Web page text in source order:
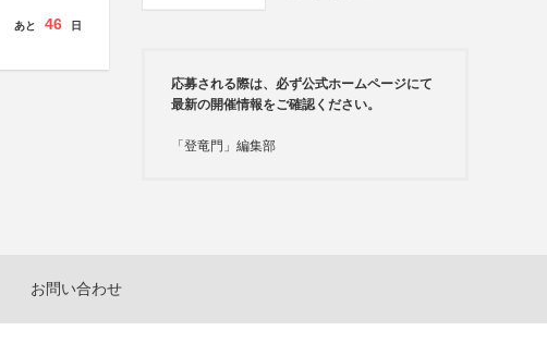
あと 46 日
応募される際は、必ず公式ホームページにて
最新の開催情報をご確認ください。
「登竜門」編集部
お問い合わせ